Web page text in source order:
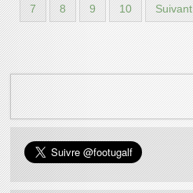
7 8 9 10 Suivant